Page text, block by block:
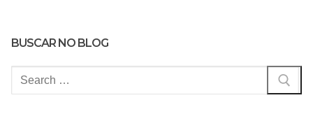
BUSCAR NO BLOG
Pesquisar
por: